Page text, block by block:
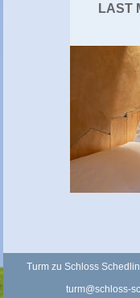
LAST
Turm zu Schloss
turm@schloss-